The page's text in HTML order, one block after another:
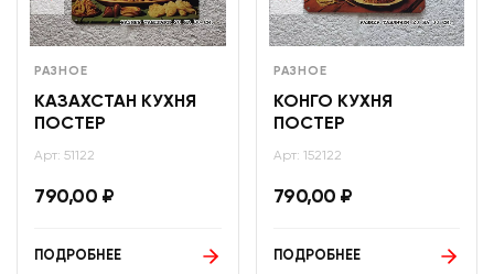
РАЗНОЕ
КАЗАХСТАН КУХНЯ
ПОСТЕР
Арт: 51122
790,00 ₽
ПОДРОБНЕЕ
РАЗНОЕ
КОНГО КУХНЯ
ПОСТЕР
Арт: 152122
790,00 ₽
ПОДРОБНЕЕ